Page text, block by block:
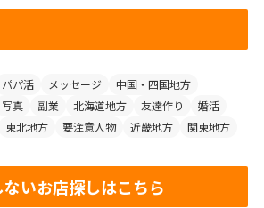
パパ活 メッセージ
中国・四国地方
写真 副業 北海道地方 友達作り
婚活
東北地方 要注意人物 近畿地方 関東地方
いお店探しはこちら